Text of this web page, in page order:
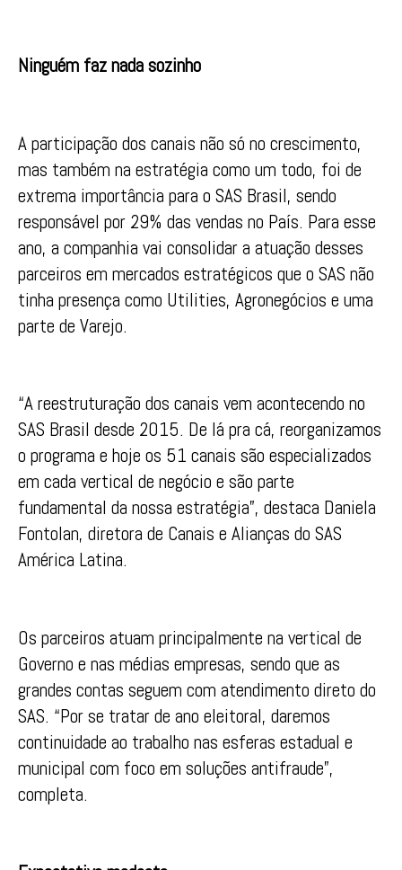
Ninguém faz nada sozinho
A participação dos canais não só no crescimento,
mas também na estratégia como um todo, foi de
extrema importância para o SAS Brasil, sendo
responsável por 29% das vendas no País. Para esse
ano, a companhia vai consolidar a atuação desses
parceiros em mercados estratégicos que o SAS não
tinha presença como Utilities, Agronegócios e uma
parte de Varejo.
“A reestruturação dos canais vem acontecendo no
SAS Brasil desde 2015. De lá pra cá, reorganizamos
o programa e hoje os 51 canais são especializados
em cada vertical de negócio e são parte
fundamental da nossa estratégia”, destaca Daniela
Fontolan, diretora de Canais e Alianças do SAS
América Latina.
Os parceiros atuam principalmente na vertical de
Governo e nas médias empresas, sendo que as
grandes contas seguem com atendimento direto do
SAS. “Por se tratar de ano eleitoral, daremos
continuidade ao trabalho nas esferas estadual e
municipal com foco em soluções antifraude”,
completa.